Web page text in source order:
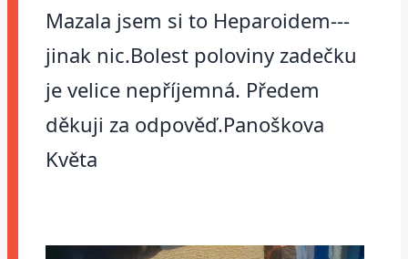
Mazala jsem si to Heparoidem---
jinak nic.Bolest poloviny zadečku
je velice nepříjemná. Předem
děkuji za odpověď.Panoškova
Květa